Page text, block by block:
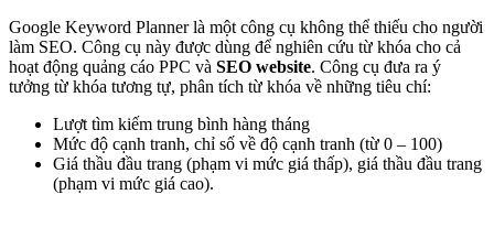
Google Keyword Planner là một công cụ không thể thiếu cho người
làm SEO. Công cụ này được dùng để nghiên cứu từ khóa cho cả
hoạt động quảng cáo PPC và SEO website. Công cụ đưa ra ý
tưởng từ khóa tương tự, phân tích từ khóa về những tiêu chí:
Lượt tìm kiếm trung bình hàng tháng
Mức độ cạnh tranh, chỉ số về độ cạnh tranh (từ 0 – 100)
Giá thầu đầu trang (phạm vi mức giá thấp), giá thầu đầu trang
(phạm vi mức giá cao).